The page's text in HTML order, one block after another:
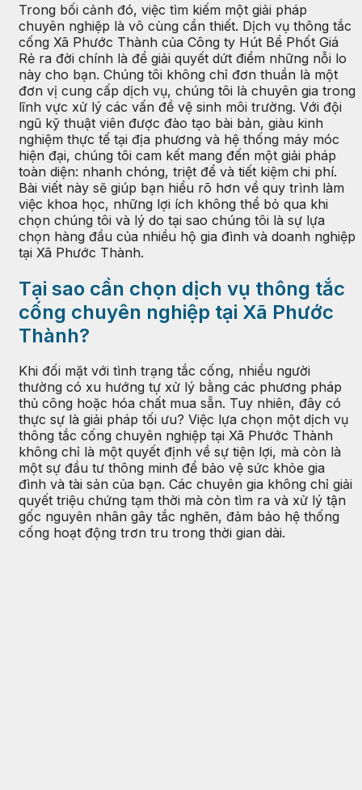
Trong bối cảnh đó, việc tìm kiếm một giải pháp
chuyên nghiệp là vô cùng cần thiết. Dịch vụ thông tắc
cống Xã Phước Thành của Công ty Hút Bể Phốt Giá
Rẻ ra đời chính là để giải quyết dứt điểm những nỗi lo
này cho bạn. Chúng tôi không chỉ đơn thuần là một
đơn vị cung cấp dịch vụ, chúng tôi là chuyên gia trong
lĩnh vực xử lý các vấn đề vệ sinh môi trường. Với đội
ngũ kỹ thuật viên được đào tạo bài bản, giàu kinh
nghiệm thực tế tại địa phương và hệ thống máy móc
hiện đại, chúng tôi cam kết mang đến một giải pháp
toàn diện: nhanh chóng, triệt để và tiết kiệm chi phí.
Bài viết này sẽ giúp bạn hiểu rõ hơn về quy trình làm
việc khoa học, những lợi ích không thể bỏ qua khi
chọn chúng tôi và lý do tại sao chúng tôi là sự lựa
chọn hàng đầu của nhiều hộ gia đình và doanh nghiệp
tại Xã Phước Thành.
Tại sao cần chọn dịch vụ thông tắc
cống chuyên nghiệp tại Xã Phước
Thành?
Khi đối mặt với tình trạng tắc cống, nhiều người
thường có xu hướng tự xử lý bằng các phương pháp
thủ công hoặc hóa chất mua sẵn. Tuy nhiên, đây có
thực sự là giải pháp tối ưu? Việc lựa chọn một dịch vụ
thông tắc cống chuyên nghiệp tại Xã Phước Thành
không chỉ là một quyết định về sự tiện lợi, mà còn là
một sự đầu tư thông minh để bảo vệ sức khỏe gia
đình và tài sản của bạn. Các chuyên gia không chỉ giải
quyết triệu chứng tạm thời mà còn tìm ra và xử lý tận
gốc nguyên nhân gây tắc nghẽn, đảm bảo hệ thống
cống hoạt động trơn tru trong thời gian dài.